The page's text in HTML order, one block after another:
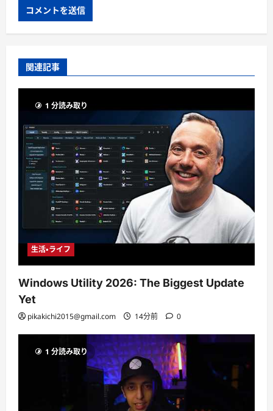
関連記事
1 分読み取り
生活・ライフ
Windows Utility 2026: The Biggest Update
Yet
pikakichi2015@gmail.com 14分前 0
1 分読み取り